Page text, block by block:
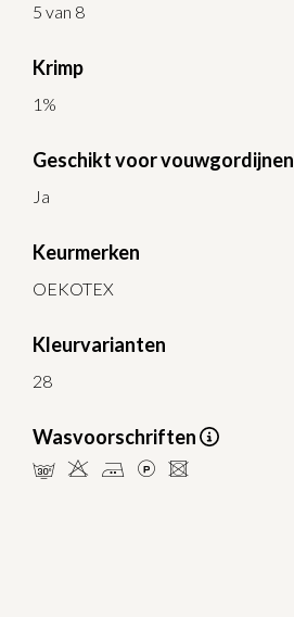
5 van 8
Krimp
1%
Geschikt voor vouwgordijnen
Ja
Keurmerken
OEKOTEX
Kleurvarianten
28
Wasvoorschriften
mHELU